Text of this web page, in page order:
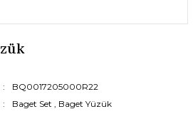
BQ0017205000R22
Baget Set , Baget Yüzük